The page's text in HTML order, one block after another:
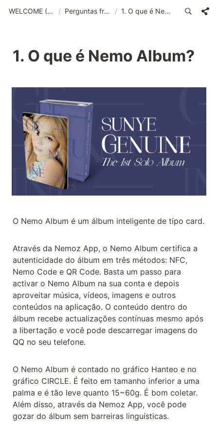
WELCOME (POR)_old / Perguntas frequentes / 1. O que é Nemo Album?
1. O que é Nemo Album?
O Nemo Album é um álbum inteligente de tipo card.
Através da Nemoz App, o Nemo Album certifica a
autenticidade do álbum em três métodos: NFC,
Nemo Code e QR Code. Basta um passo para
activar o Nemo Album na sua conta e depois
aproveitar música, vídeos, imagens e outros
conteúdos na aplicação. O conteúdo dentro do
álbum recebe actualizações contínuas mesmo após
a libertação e você pode descarregar imagens do
QQ no seu telefone.
O Nemo Album é contado no gráfico Hanteo e no
gráfico CIRCLE. É feito em tamanho inferior a uma
palma e é tão leve quanto 15~60g. É bom coletar.
Além disso, através da Nemoz App, você pode
gozar do álbum sem barreiras linguísticas.